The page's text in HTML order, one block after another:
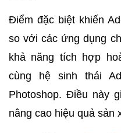
Điểm đặc biệt khiến
so với các ứng dụng
khả năng tích hợp
cùng hệ sinh thái
Photoshop. Điều này
nâng cao hiệu quả sản